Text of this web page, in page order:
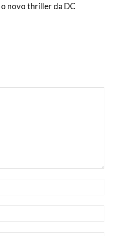
o novo thriller da DC